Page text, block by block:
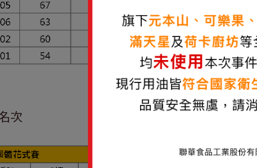
次